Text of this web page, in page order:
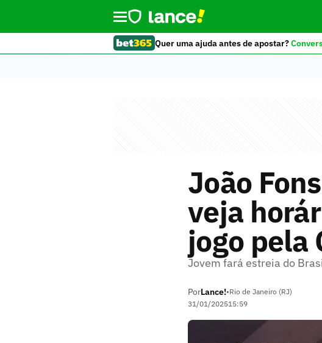
Quer uma ajuda antes de apostar?
João
veja
jogo pela
Jovem fará estreia do
PorLance!•Rio de Janeiro (RJ)
31/01/202515:59